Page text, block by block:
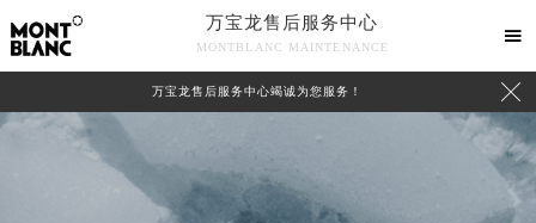
万宝龙售后服务中心
MONTBLANC MAINTENANCE

万宝龙售后服务中心竭诚为您服务！ 